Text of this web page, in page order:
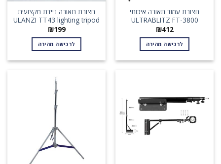
חצובת עמוד תאורה איכותי
ULTRABLITZ FT-3800
₪412
לרכישה מהירה
חצובת תאורה ניידת מקצועית
ULANZI TT43 lighting tripod
₪199
לרכישה מהירה